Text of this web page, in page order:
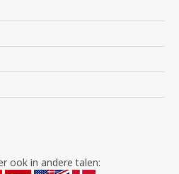
ook in andere talen: